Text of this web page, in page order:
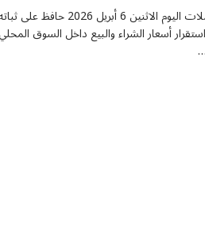
سعر الدولار في بداية تعاملات اليوم الاثنين 6 أبريل 2026 حافظ على
أسعار الشراء والبيع داخل السوق